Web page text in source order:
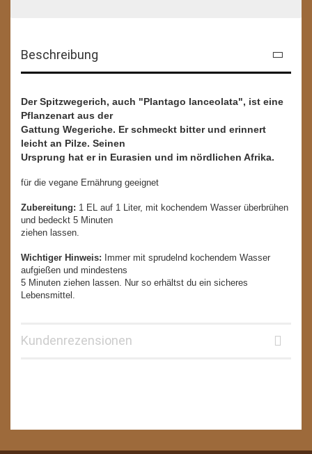
Beschreibung
Der Spitzwegerich, auch "Plantago lanceolata", ist eine
Pflanzenart aus der
Gattung Wegeriche. Er schmeckt bitter und erinnert
leicht an Pilze. Seinen
Ursprung hat er in Eurasien und im nördlichen Afrika.
für die vegane Ernährung geeignet
Zubereitung: 1 EL auf 1 Liter, mit kochendem Wasser überbrühen
und bedeckt 5 Minuten
ziehen lassen.
Wichtiger Hinweis: Immer mit sprudelnd kochendem Wasser
aufgießen und mindestens
5 Minuten ziehen lassen. Nur so erhältst du ein sicheres
Lebensmittel.
Kundenrezensionen